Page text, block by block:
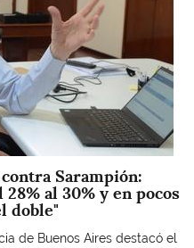
Sarampión:
al 30% y en pocos
doble"
de Buenos Aires destacó el